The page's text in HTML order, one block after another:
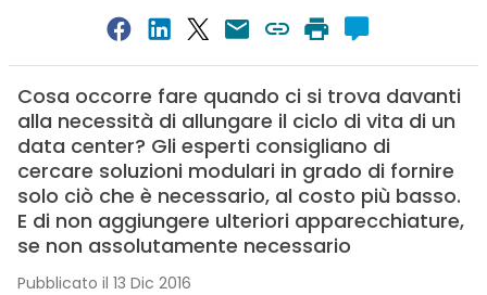
Cosa occorre fare quando ci si trova davanti
alla necessità di allungare il ciclo di vita di un
data center? Gli esperti consigliano di
cercare soluzioni modulari in grado di fornire
solo ciò che è necessario, al costo più basso.
E di non aggiungere ulteriori apparecchiature,
se non assolutamente necessario
Pubblicato il 13 Dic 2016